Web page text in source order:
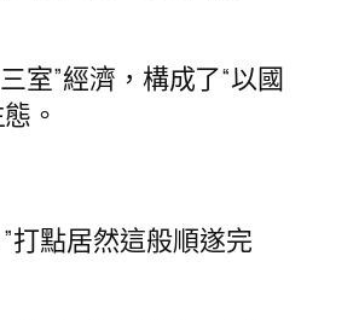
室”經濟，構成了“以國
。
打點居然這般順遂完